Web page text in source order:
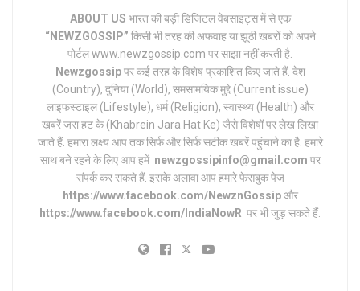
ABOUT US भारत की बड़ी डिजिटल वेबसाइट्स में से एक
“NEWZGOSSIP” किसी भी तरह की अफवाह या झूठी खबरों को अपने
पोर्टल www.newzgossip.com पर साझा नहीं करती है.
Newzgossipपर कई तरह के विशेष प्रकाशित किए जाते हैं. देश
(Country), दुनिया (World), समसामयिक मुद्दे (Current issue)
लाइफस्टाइल (Lifestyle), धर्म (Religion), स्वास्थ्य (Health) और
खबरें जरा हट के (Khabrein Jara Hat Ke) जैसे विशेषों पर लेख लिखा
जाते हैं. हमारा लक्ष्य आप तक सिर्फ और सिर्फ सटीक खबरें पहुंचाने का है. हमारे
साथ बने रहने के लिए आप हमें newzgossipinfo@gmail.com पर
संपर्क कर सकते हैं. इसके अलावा आप हमारे फेसबुक पेज
https://www.facebook.com/NewznGossipऔर
https://www.facebook.com/IndiaNowR पर भी जुड़ सकते हैं.